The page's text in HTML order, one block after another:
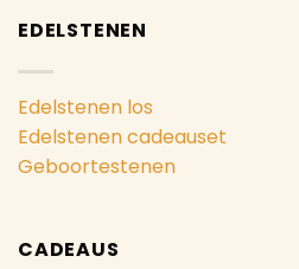
EDELSTENEN
Edelstenen los
Edelstenen cadeauset
Geboortestenen
CADEAUS